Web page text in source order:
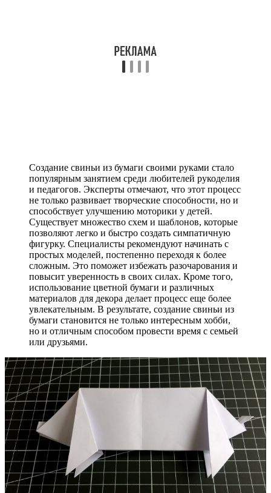
Создание свиньи из бумаги своими руками стало
популярным занятием среди любителей рукоделия
и педагогов. Эксперты отмечают, что этот процесс
не только развивает творческие способности, но и
способствует улучшению моторики у детей.
Существует множество схем и шаблонов, которые
позволяют легко и быстро создать симпатичную
фигурку. Специалисты рекомендуют начинать с
простых моделей, постепенно переходя к более
сложным. Это поможет избежать разочарования и
повысит уверенность в своих силах. Кроме того,
использование цветной бумаги и различных
материалов для декора делает процесс еще более
увлекательным. В результате, создание свиньи из
бумаги становится не только интересным хобби,
но и отличным способом провести время с семьей
или друзьями.